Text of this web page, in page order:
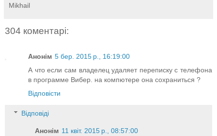
Mikhail
304 коментарі:
Анонім 5 бер. 2015 р., 16:19:00
А что если сам владелец удаляет переписку с телефона
в программе Вибер. на компютере она сохраниться ?
Відповісти
Відповіді
Анонім 11 квіт. 2015 р., 08:57:00